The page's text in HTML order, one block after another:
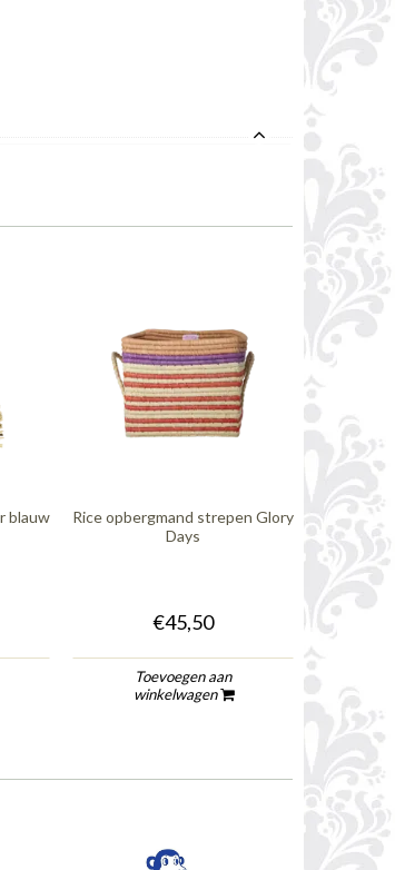
blauw
Rice opbergmand strepen Glory
Days
€45,50
Toevoegen aan
winkelwagen
Rice